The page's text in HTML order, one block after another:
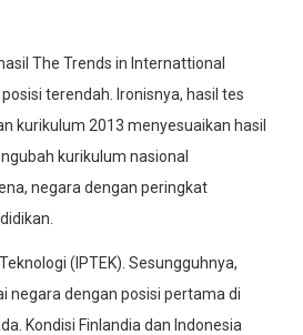
The Trends in Internattional
terendah. Ironisnya, hasil tes
kurikulum 2013 menyesuaikan hasil
kurikulum nasional
negara dengan peringkat
(IPTEK). Sesungguhnya,
negara dengan posisi pertama di
Kondisi Finlandia dan Indonesia